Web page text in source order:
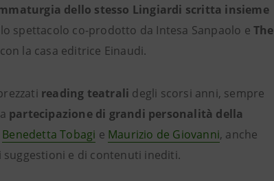
dello stesso Lingiardi scritta insieme
spettacolo co-prodotto da Intesa Sanpaolo eThe
la casa editrice Einaudi.
reading teatrali degli scorsi anni, sempre
partecipazione di grandi personalità della
Benedetta Tobagi e Maurizio de Giovanni, anche
e di contenuti inediti.